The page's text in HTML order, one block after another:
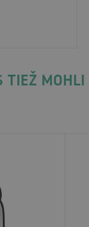
TIEŽ MOHLI